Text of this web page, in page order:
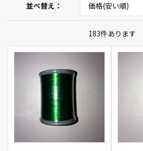
並べ替え
183件あります